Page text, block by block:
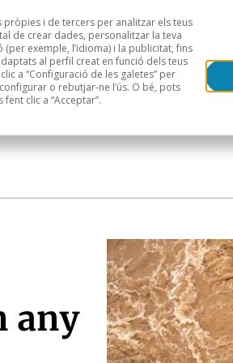
Àrees geogràfiques
pròpies i de tercers per analitzar els teus
de crear dades, personalitzar la teva
(per exemple, l’idioma) i la publicitat, fins
al perfil creat en funció dels teus
a “Configuració de les galetes” per
o rebutjar-ne l’ús. O bé, pots
clic a “Acceptar”.
any